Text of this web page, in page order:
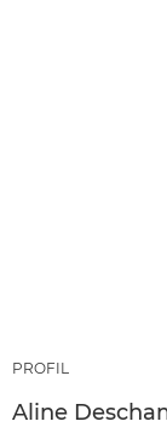
PROFIL
Aline